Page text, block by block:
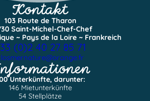
Kontakt
103 Route de Tharon
Saint-Michel-Chef-Chef
~ Pays de la Loire ~ Frankreich
(0)2 40 27 85 71
Unterkünfte, darunter:
146 Mietunterkünfte
54 Stellplätze